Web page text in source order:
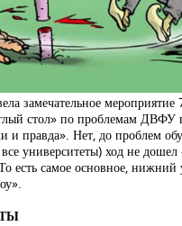
замечательное мероприятие
стол» по проблемам ДВФУ
и правда». Нет, до проблем
университеты) ход не
есть самое основное, нижний